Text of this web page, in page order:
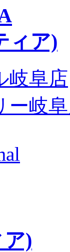
ィア)
岐阜店
ー岐
)